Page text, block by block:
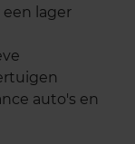
lager
auto's en